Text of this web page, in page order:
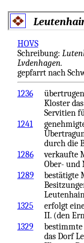
HOVS
Schreibung:
Lvdenhagen.
gepfarrt nach
1236
Kloster
Servitien
1241
durch die
1286
verkaufte
Ober- und
1289
bestätigte
1325
erfolgt
II. (den
1329
bestimmte
das Dorf